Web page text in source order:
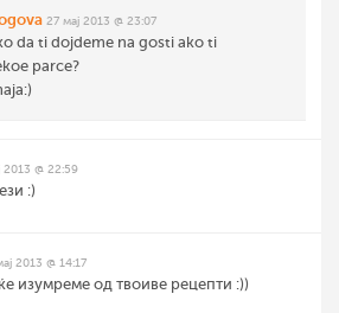
27 мај 2013 @ 23:07
da ti dojdeme na gosti ako ti
parce?
2013 @ 22:59
:)
2013 @ 14:17
изумреме од твоиве рецепти :))